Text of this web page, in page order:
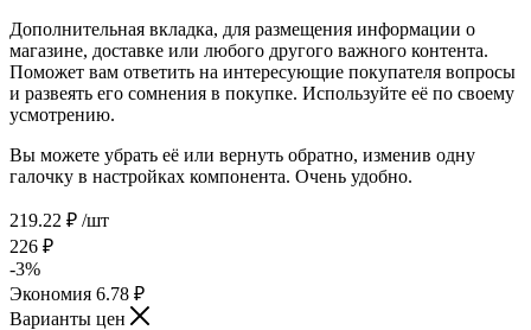
Дополнительная вкладка, для размещения информации о
магазине, доставке или любого другого важного контента.
Поможет вам ответить на интересующие покупателя вопросы
и развеять его сомнения в покупке. Используйте её по своему
усмотрению.
Вы можете убрать её или вернуть обратно, изменив одну
галочку в настройках компонента. Очень удобно.
219.22 ₽ /шт
226 ₽
-3%
Экономия 6.78 ₽
Варианты цен